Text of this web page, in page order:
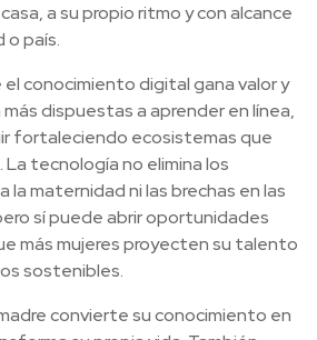
a su propio ritmo y con alcance
o país.
el conocimiento digital gana valor y
dispuestas a aprender en línea,
fortaleciendo ecosistemas que
tecnología no elimina los
la maternidad ni las brechas en las
sí puede abrir oportunidades
más mujeres proyecten su talento
sostenibles.
convierte su conocimiento en